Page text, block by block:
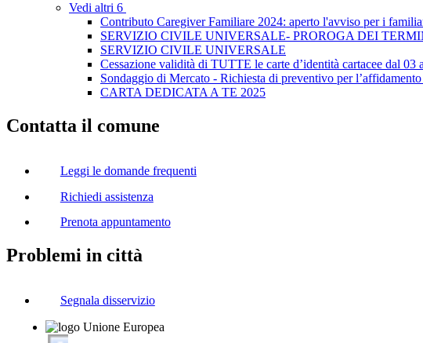
Vedi altri 6
Contributo Caregiver Familiare 2024: aperto l'avviso per i
SERVIZIO CIVILE UNIVERSALE- PROROGA DEI
SERVIZIO CIVILE UNIVERSALE
Cessazione validità di TUTTE le carte d’identità cartacee dal 03
Sondaggio di Mercato - Richiesta di preventivo per
CARTA DEDICATA A TE 2025
Contatta il comune
Leggi le domande frequenti
Richiedi assistenza
Prenota appuntamento
Problemi in città
Segnala disservizio